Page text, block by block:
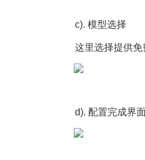
c). 模型选择
这里选择提供免
d). 配置完成界